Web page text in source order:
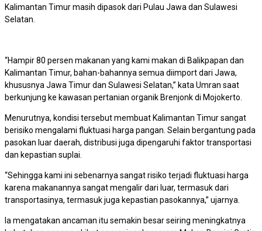
Kalimantan Timur masih dipasok dari Pulau Jawa dan Sulawesi
Selatan.
“Hampir 80 persen makanan yang kami makan di Balikpapan dan
Kalimantan Timur, bahan-bahannya semua diimport dari Jawa,
khususnya Jawa Timur dan Sulawesi Selatan,” kata Umran saat
berkunjung ke kawasan pertanian organik Brenjonk di Mojokerto.
Menurutnya, kondisi tersebut membuat Kalimantan Timur sangat
berisiko mengalami fluktuasi harga pangan. Selain bergantung pada
pasokan luar daerah, distribusi juga dipengaruhi faktor transportasi
dan kepastian suplai.
“Sehingga kami ini sebenarnya sangat risiko terjadi fluktuasi harga
karena makanannya sangat mengalir dari luar, termasuk dari
transportasinya, termasuk juga kepastian pasokannya,” ujarnya.
Ia mengatakan ancaman itu semakin besar seiring meningkatnya